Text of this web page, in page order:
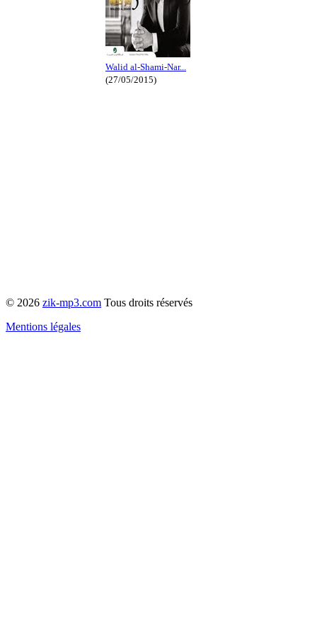
Walid al-Shami-Nar...
(27/05/2015)
© 2026 zik-mp3.com Tous droits réservés
Mentions légales